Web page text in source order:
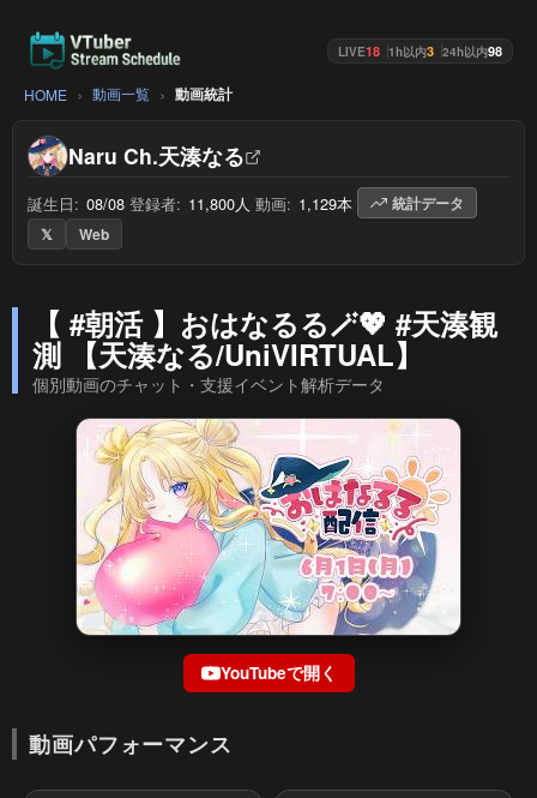
LIVE18 1h以内3 24h以内98
HOME 動画一覧 動画統計
Naru Ch.天湊なる
誕生日: 08/08 登録者: 11,800人 動画: 1,129本
統計データ
𝕏
Web
【 #朝活 】おはなるる🪄💖 #天湊観
測 【天湊なる/UniVIRTUAL】
個別動画のチャット・支援イベント解析データ
YouTubeで開く
動画パフォーマンス